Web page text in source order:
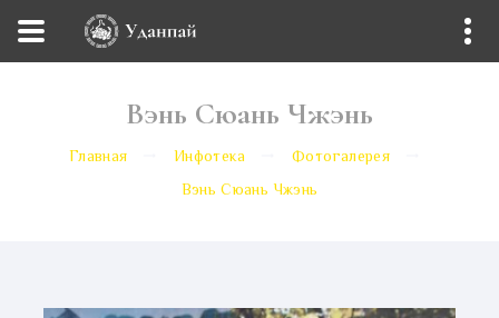
Вэнь Сюань Чжэнь
Главная Инфотека
Фотогалерея
Вэнь Сюань Чжэнь